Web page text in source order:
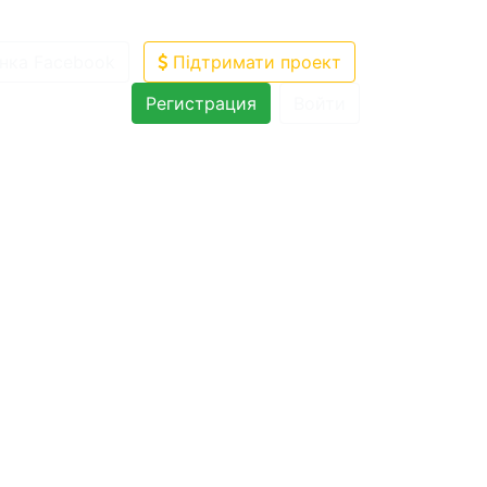
Підтримати проект
Регистрация